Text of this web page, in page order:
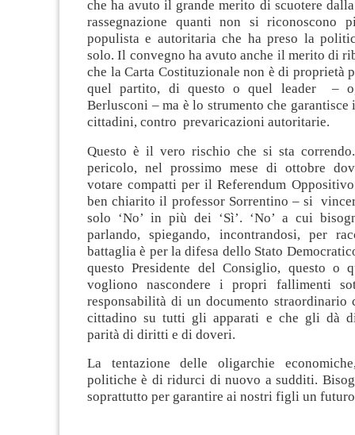
che ha avuto il grande merito di scuotere
rassegnazione quanti non si riconoscono
populista e autoritaria che ha preso la
solo. Il convegno ha avuto anche il merito di
che la Carta Costituzionale non è di proprietà
quel partito, di questo o quel leader –
Berlusconi – ma è lo strumento che
cittadini, contro prevaricazioni autoritarie.
Questo è il vero rischio che si sta
pericolo, nel prossimo mese di ottobre
votare compatti per il Referendum
ben chiarito il professor Sorrentino – si
solo ‘No’ in più dei ‘Sì’. ‘No’ a cui
parlando, spiegando, incontrandosi, per
battaglia è per la difesa dello Stato
questo Presidente del Consiglio, questo o
vogliono nascondere i propri fallimenti
responsabilità di un documento
cittadino su tutti gli apparati e che gli dà
parità di diritti e di doveri.
La tentazione delle oligarchie
politiche è di ridurci di nuovo a sudditi.
soprattutto per garantire ai nostri figli un